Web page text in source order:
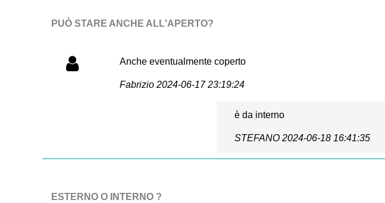
PUÒ STARE ANCHE ALL'APERTO?
Anche eventualmente coperto
Fabrizio2024-06-17 23:19:24
è da interno
STEFANO 2024-06-18 16:41:35
ESTERNO O INTERNO ?